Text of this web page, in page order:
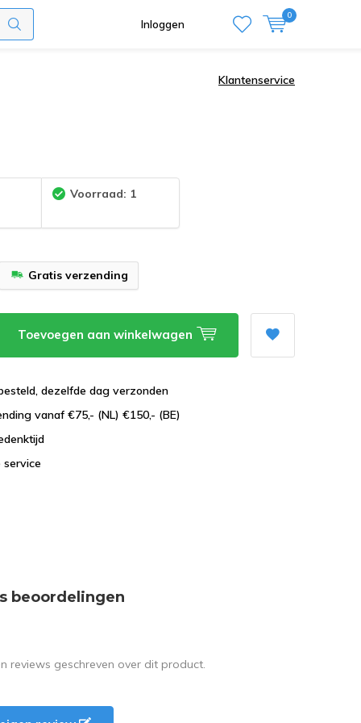
Inloggen
0
Klantenservice
Voorraad: 1
Gratis verzending
Toevoegen aan winkelwagen
dezelfde dag verzonden
vanaf €75,- (NL) €150,- (BE)
service
beoordelingen
reviews geschreven over dit product.